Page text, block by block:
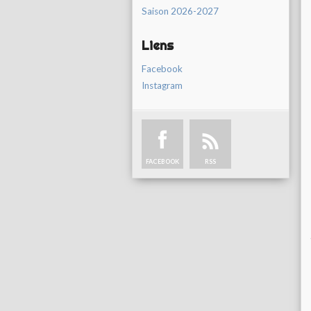
Saison 2026-2027
Liens
Facebook
Instagram
FACEBOOK RSS